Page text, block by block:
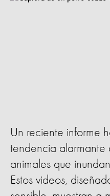
Un reciente informe
tendencia alarmante
animales que
Estos videos,